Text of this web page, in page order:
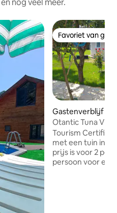
nog veel meer.
Favoriet van
Favoriet van
Gastenverblijf in
Otantic Tuna Village
met één
Tourism Certified
met een tuin in
prijs is voor 2
persoon voor